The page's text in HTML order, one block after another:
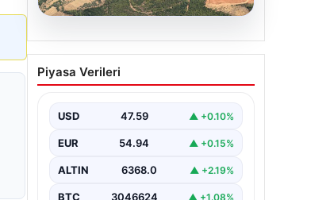
05.08.2026
Muğla Yatağan’da orman
yangını
Piyasa Verileri
USD 47.59 ▲ +0.10%
EUR 54.94 ▲ +0.15%
ALTIN 6368.0 ▲ +2.19%
BTC 3046624 ▲ +1.08%